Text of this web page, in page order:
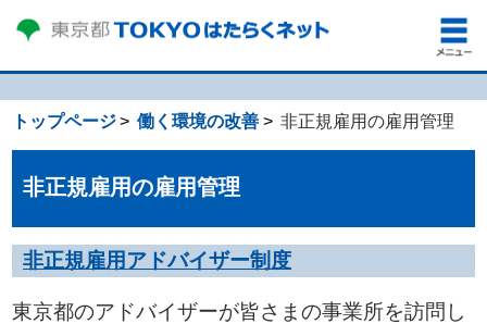
トップページ 働く環境の改善 非正規雇用の雇用管理
非正規雇用の雇用管理
非正規雇用アドバイザー制度
東京都のアドバイザーが皆さまの事業所を訪問し